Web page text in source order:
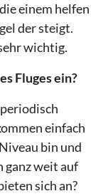
einem helfen
der steigt.
wichtig.
Fluges ein?
einfach
bin und
ganz weit auf
sich an?